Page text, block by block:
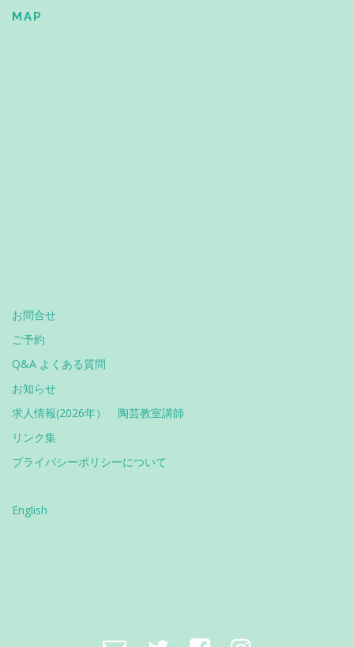
MAP
お問合せ
ご予約
Q&A よくある質問
お知らせ
求人情報(2026年） 陶芸教室講師
リンク集
プライバシーポリシーについて
English